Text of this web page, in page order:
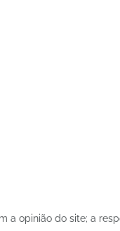
a opinião do site; a